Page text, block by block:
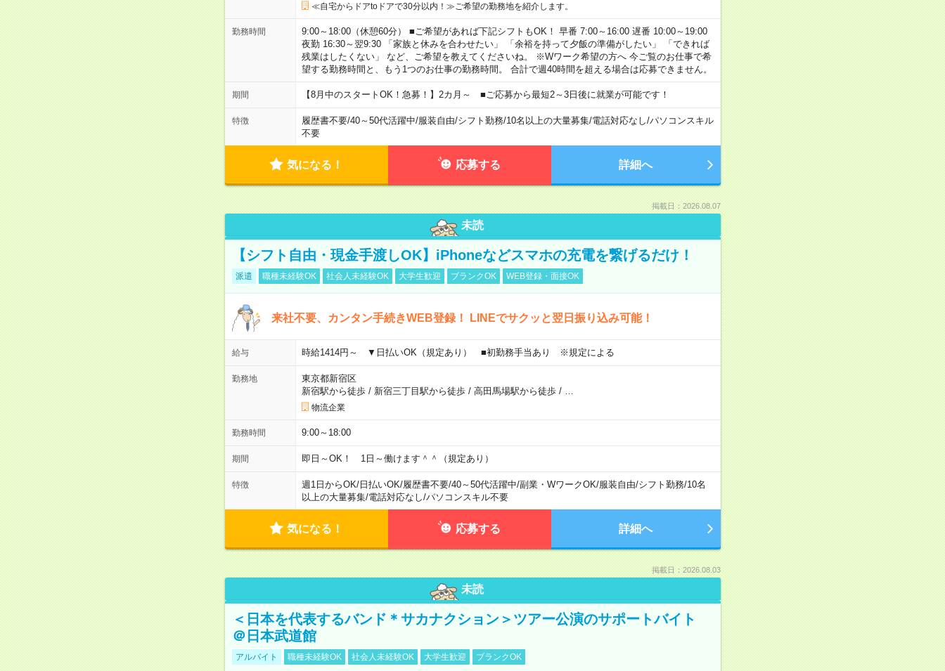
≪自宅からドアtoドアで30分以内！≫ご希望の勤務地を紹介します。
勤務時間
9:00～18:00（休憩60分） ■ご希望があれば下記シフトもOK！ 早番 7:00～16:00 遅番 10:00～19:00
夜勤 16:30～翌9:30 「家族と休みを合わせたい」 「余裕を持って夕飯の準備がしたい」 「できれば
残業はしたくない」 など、ご希望を教えてくださいね。 ※Wワーク希望の方へ 今ご覧のお仕事で希
望する勤務時間と、もう1つのお仕事の勤務時間。 合計で週40時間を超える場合は応募できません。
期間 【8月中のスタートOK！急募！】2カ月～ ■ご応募から最短2～3日後に就業が可能です！
特徴 履歴書不要/40～50代活躍中/服装自由/シフト勤務/10名以上の大量募集/電話対応なし/パソコンスキル
不要
気になる！ 応募する 詳細へ
掲載日：2026.08.07
未読
【シフト自由・現金手渡しOK】iPhoneなどスマホの充電を繋げるだけ！
派遣 職種未経験OK 社会人未経験OK 大学生歓迎 ブランクOK WEB登録・面接OK
来社不要、カンタン手続きWEB登録！ LINEでサクッと翌日振り込み可能！
給与 時給1414円～ ▼日払いOK（規定あり） ■初勤務手当あり ※規定による
勤務地
東京都新宿区
新宿駅から徒歩/ 新宿三丁目駅から徒歩/ 高田馬場駅から徒歩/
物流企業
勤務時間 9:00～18:00
期間 即日～OK！ 1日～働けます＾＾（規定あり）
特徴 週1日からOK/日払いOK/履歴書不要/40～50代活躍中/副業・WワークOK/服装自由/シフト勤務/10名
以上の大量募集/電話対応なし/パソコンスキル不要
気になる！ 応募する 詳細へ
掲載日：2026.08.03
未読
＜日本を代表するバンド＊サカナクション＞ツアー公演のサポートバイト
＠日本武道館
アルバイト 職種未経験OK 社会人未経験OK 大学生歓迎 ブランクOK